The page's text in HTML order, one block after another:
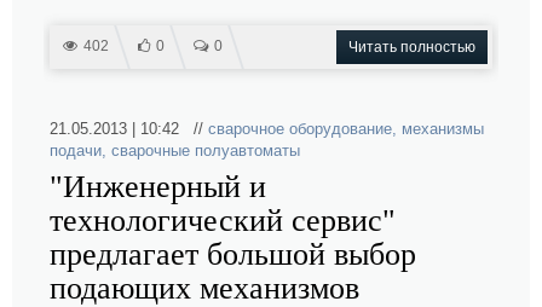
402 0 0 Читать полностью
21.05.2013 | 10:42 // сварочное оборудование, механизмы
подачи, сварочные полуавтоматы
"Инженерный и
технологический сервис"
предлагает большой выбор
подающих механизмов